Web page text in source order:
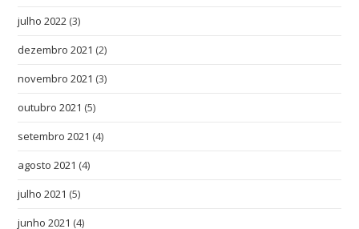
julho 2022 (3)
dezembro 2021 (2)
novembro 2021 (3)
outubro 2021 (5)
setembro 2021 (4)
agosto 2021 (4)
julho 2021 (5)
junho 2021 (4)